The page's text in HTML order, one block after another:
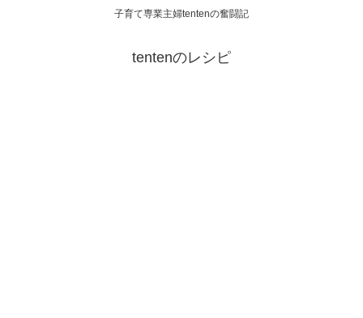
子育て専業主婦tentenの奮闘記
tentenのレシピ